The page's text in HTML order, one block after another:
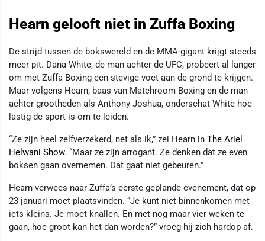
Hearn gelooft niet in Zuffa Boxing
De strijd tussen de bokswereld en de MMA-gigant krijgt steeds
meer pit. Dana White, de man achter de UFC, probeert al langer
om met Zuffa Boxing een stevige voet aan de grond te krijgen.
Maar volgens Hearn, baas van Matchroom Boxing en de man
achter grootheden als Anthony Joshua, onderschat White hoe
lastig de sport is om te leiden.
“Ze zijn heel zelfverzekerd, net als ik,” zei Hearn in The Ariel
Helwani Show. “Maar ze zijn arrogant. Ze denken dat ze even
boksen gaan overnemen. Dat gaat niet gebeuren.”
Hearn verwees naar Zuffa’s eerste geplande evenement, dat op
23 januari moet plaatsvinden. “Je kunt niet binnenkomen met
iets kleins. Je moet knallen. En met nog maar vier weken te
gaan, hoe groot kan het dan worden?” vroeg hij zich hardop af.